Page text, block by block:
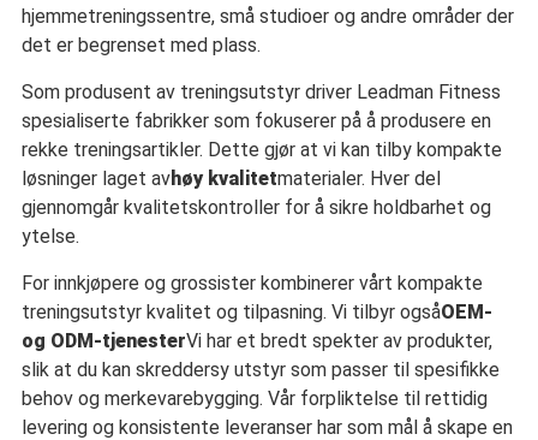
hjemmetreningssentre, små studioer og andre områder der
det er begrenset med plass.
Som produsent av treningsutstyr driver Leadman Fitness
spesialiserte fabrikker som fokuserer på å produsere en
rekke treningsartikler. Dette gjør at vi kan tilby kompakte
løsninger laget avhøy kvalitetmaterialer. Hver del
gjennomgår kvalitetskontroller for å sikre holdbarhet og
ytelse.
For innkjøpere og grossister kombinerer vårt kompakte
treningsutstyr kvalitet og tilpasning. Vi tilbyr ogsåOEM-
og ODM-tjenesterVi har et bredt spekter av produkter,
slik at du kan skreddersy utstyr som passer til spesifikke
behov og merkevarebygging. Vår forpliktelse til rettidig
levering og konsistente leveranser har som mål å skape en